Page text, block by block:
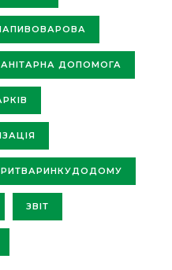
ДОПОМОГА
ЗВІТ